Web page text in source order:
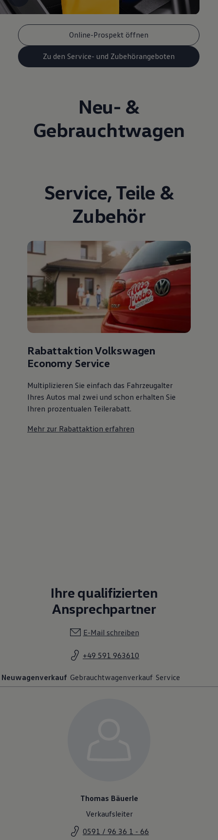
Online-Prospekt öffnen
Zu den Service- und Zubehörangeboten
Neu- &
Gebrauchtwagen
Service, Teile &
Zubehör
Rabattaktion Volkswagen
Economy Service
Multiplizieren Sie einfach das Fahrzeugalter
Ihres Autos mal zwei und schon erhalten Sie
Ihren prozentualen Teilerabatt.
Mehr zur Rabattaktion erfahren
Ihre qualifizierten
Ansprechpartner
E-Mail schreiben
+49 591 963610
Neuwagenverkauf Gebrauchtwagenverkauf Service
Thomas Bäuerle
Verkaufsleiter
0591 / 96 36 1 - 66